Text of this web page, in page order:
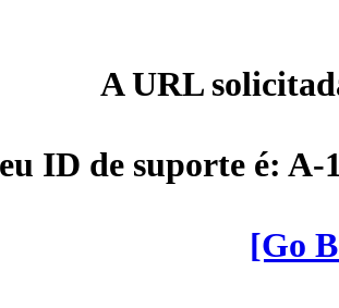
A URL
ID de suporte é: A-
[Go